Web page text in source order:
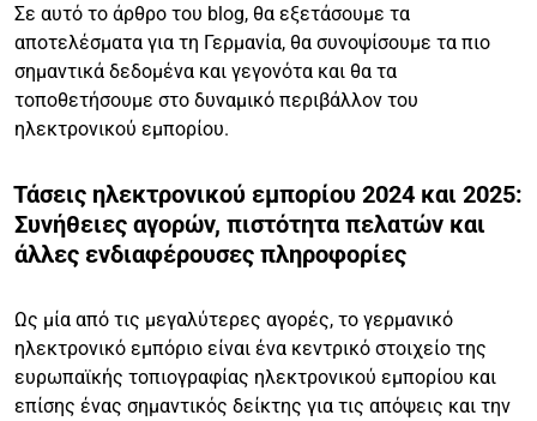
Σε αυτό το άρθρο του blog, θα εξετάσουμε τα
αποτελέσματα για τη Γερμανία, θα συνοψίσουμε τα πιο
σημαντικά δεδομένα και γεγονότα και θα τα
τοποθετήσουμε στο δυναμικό περιβάλλον του
ηλεκτρονικού εμπορίου.
Τάσεις ηλεκτρονικού εμπορίου 2024 και 2025:
Συνήθειες αγορών, πιστότητα πελατών και
άλλες ενδιαφέρουσες πληροφορίες
Ως μία από τις μεγαλύτερες αγορές, το γερμανικό
ηλεκτρονικό εμπόριο είναι ένα κεντρικό στοιχείο της
ευρωπαϊκής τοπιογραφίας ηλεκτρονικού εμπορίου και
επίσης ένας σημαντικός δείκτης για τις απόψεις και την